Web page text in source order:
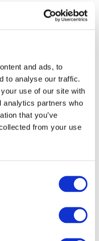
and ads, to
to analyse our traffic.
use of our site with
analytics partners who
that you’ve
from your use